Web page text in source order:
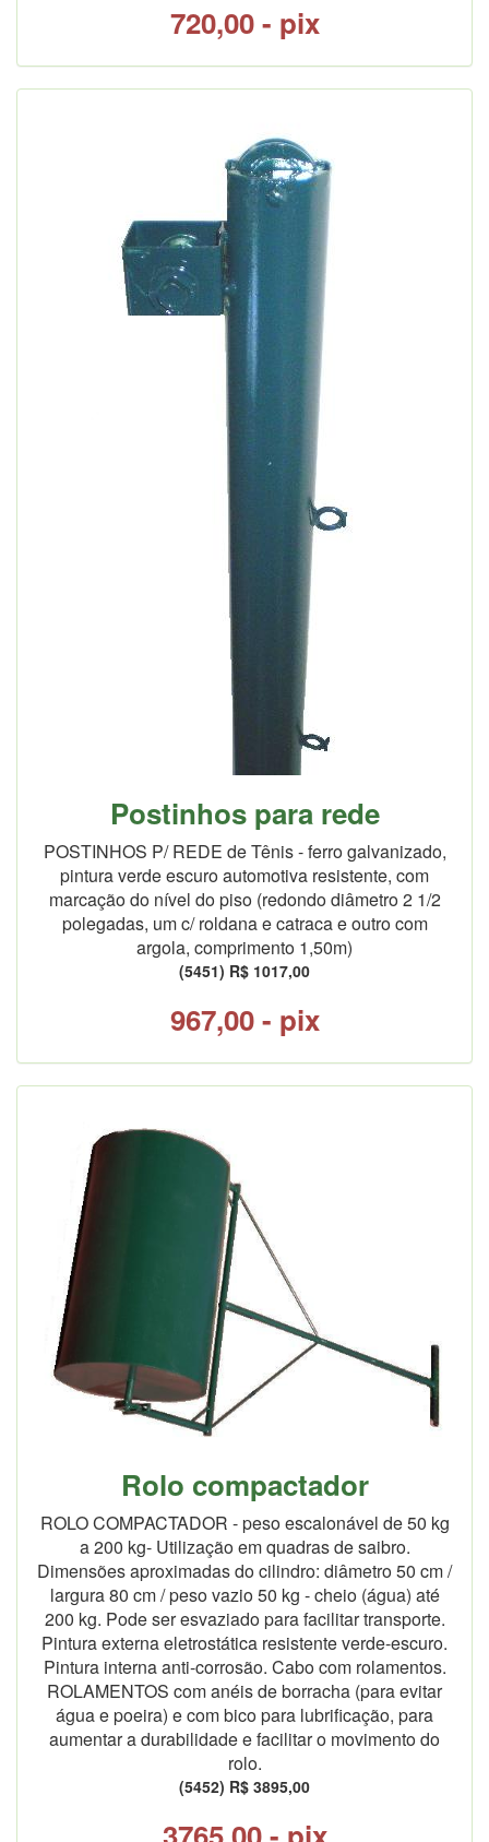
720,00 - pix
Postinhos para rede
POSTINHOS P/ REDE de Tênis - ferro galvanizado,
pintura verde escuro automotiva resistente, com
marcação do nível do piso (redondo diâmetro 2 1/2
polegadas, um c/ roldana e catraca e outro com
argola, comprimento 1,50m)
(5451) R$ 1017,00
967,00 - pix
Rolo compactador
ROLO COMPACTADOR - peso escalonável de 50 kg
a 200 kg- Utilização em quadras de saibro.
Dimensões aproximadas do cilindro: diâmetro 50 cm /
largura 80 cm / peso vazio 50 kg - cheio (água) até
200 kg. Pode ser esvaziado para facilitar transporte.
Pintura externa eletrostática resistente verde-escuro.
Pintura interna anti-corrosão. Cabo com rolamentos.
ROLAMENTOS com anéis de borracha (para evitar
água e poeira) e com bico para lubrificação, para
aumentar a durabilidade e facilitar o movimento do
rolo.
(5452) R$ 3895,00